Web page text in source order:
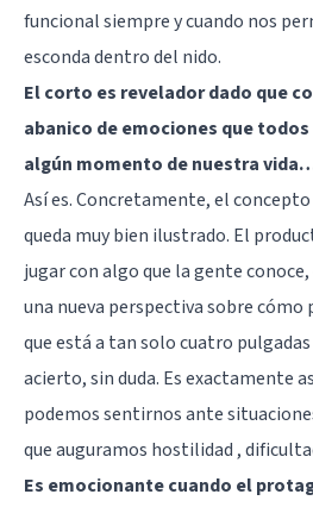
funcional siempre y cuando nos
esconda dentro del nido.
El corto es revelador dado que
abanico de emociones que
algún momento de nuestra
Así es. Concretamente, el
queda muy bien ilustrado. El
jugar con algo que la gente
una nueva perspectiva sobre
que está a tan solo cuatro
acierto, sin duda. Es exactamente
podemos sentirnos ante
que auguramos hostilidad ,
Es emocionante cuando el